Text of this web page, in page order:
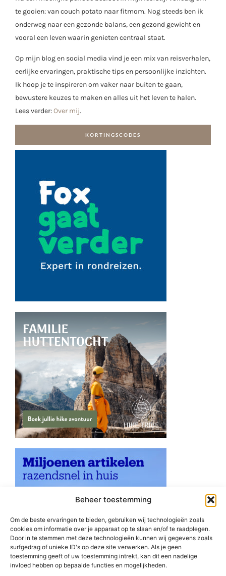
Beheer toestemming
Om de beste ervaringen te bieden, gebruiken wij technologieën zoals
cookies om informatie over je apparaat op te slaan en/of te raadplegen.
Door in te stemmen met deze technologieën kunnen wij gegevens zoals
surfgedrag of unieke ID's op deze site verwerken. Als je geen
toestemming geeft of uw toestemming intrekt, kan dit een nadelige
invloed hebben op bepaalde functies en mogelijkheden.
te gooien: van couch potato naar fitmom. Nog steeds ben ik
onderweg naar een gezonde balans, een gezond gewicht en
vooral een leven waarin genieten centraal staat.
Op mijn blog en social media vind je een mix van reisverhalen,
eerlijke ervaringen, praktische tips en persoonlijke inzichten.
Ik hoop je te inspireren om vaker naar buiten te gaan,
bewustere keuzes te maken en alles uit het leven te halen.
Lees verder:Over mij.
KORTINGSCODES